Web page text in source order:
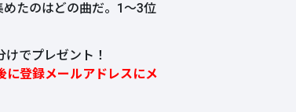
たのはどの曲だ。1～3位
でプレゼント！
登録メールアドレスにメ